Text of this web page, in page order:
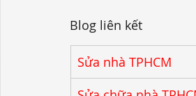
Blog liên kết
Sửa nhà TPHCM